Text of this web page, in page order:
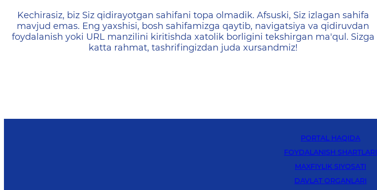
404 — Страница не найдена
Kechirasiz, biz Siz qidirayotgan sahifani topa olmadik. Afsuski, Siz izlagan sahifa
mavjud emas. Eng yaxshisi, bosh sahifamizga qaytib, navigatsiya va qidiruvdan
foydalanish yoki URL manzilini kiritishda xatolik borligini tekshirgan ma'qul. Sizga
katta rahmat, tashrifingizdan juda xursandmiz!
PORTAL HAQIDA
FOYDALANISH SHARTLARI
MAXFIYLIK SIYOSATI
DAVLAT ORGANLARI